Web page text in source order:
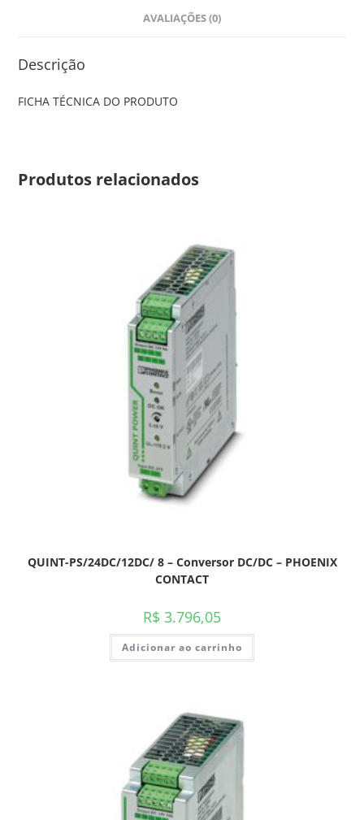
AVALIAÇÕES (0)
Descrição
FICHA TÉCNICA DO PRODUTO
Produtos relacionados
QUINT-PS/24DC/12DC/ 8 – Conversor DC/DC – PHOENIX
CONTACT
R$ 3.796,05
Adicionar ao carrinho